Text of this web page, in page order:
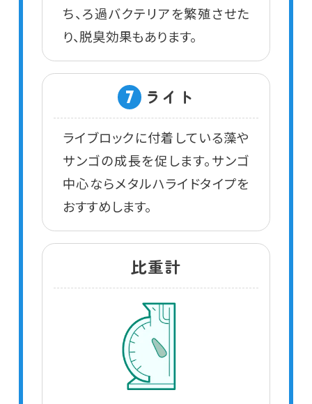
ち、ろ過バクテリアを繁殖させた
り、脱臭効果もあります。
7 ライト
ライブロックに付着している藻や
サンゴの成長を促します。サンゴ
中心ならメタルハライドタイプを
おすすめします。
比重計